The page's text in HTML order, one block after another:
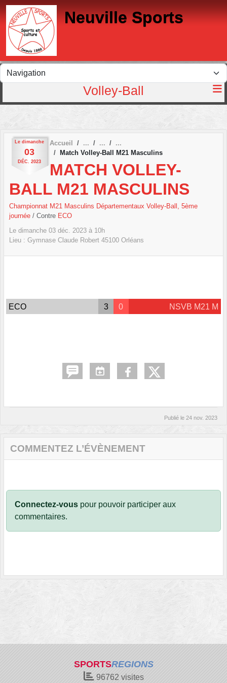
Neuville Sports
Volley-Ball
Le dimanche
03
DÉC. 2023
Accueil
Match Volley-Ball M21 Masculins
MATCH VOLLEY-
BALL M21 MASCULINS
Championnat M21 Masculins Départementaux Volley-Ball, 5ème
journée / Contre ECO
Le dimanche 03 déc. 2023 à 10h
Lieu : Gymnase Claude Robert 45100 Orléans
ECO 3 0 NSVB M21 M
Publié le 24 nov. 2023
COMMENTEZ L’ÉVÈNEMENT
Connectez-vous pour pouvoir participer aux
commentaires.
SPORTSREGIONS
96762 visites
Panneau de gestion des cookies